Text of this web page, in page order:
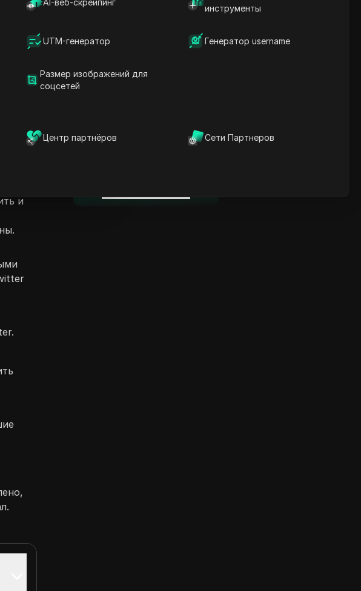
AI-веб-скрейпинг
инструменты
UTM-генератор Генератор username
Размер изображений для
соцсетей
Центр партнёров Сети Партнеров
вопросы об этой странице
и
Ключевая информация
Ключевые слова
Связанные вопросы и
ответы
DICloak антидетект браузер